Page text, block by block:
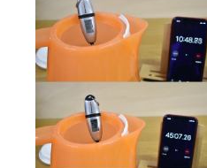
ら商品の検品と出荷準備に
移ります。11月中には全て
の皆様にお届けするお約束
です。今月中には出荷を開
始できるようスタッフ一同
協力して作業を進めており
ます。みなさま、もうしば